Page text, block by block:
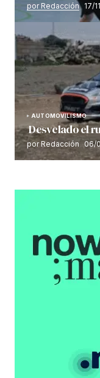
por Redacción 17/
AUTOMOVILISMO
Desvelado el
por Redacción 06/